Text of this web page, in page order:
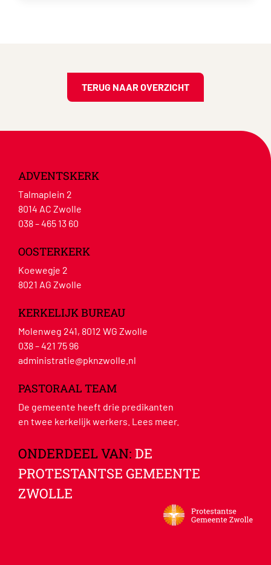
TERUG NAAR OVERZICHT
ADVENTSKERK
Talmaplein 2
8014 AC Zwolle
038 – 465 13 60
OOSTERKERK
Koewegje 2
8021 AG Zwolle
KERKELIJK BUREAU
Molenweg 241, 8012 WG Zwolle
038 – 421 75 96
administratie@pknzwolle.nl
PASTORAAL TEAM
De gemeente heeft drie predikanten
en twee kerkelijk werkers. Lees meer.
ONDERDEEL VAN: DE
PROTESTANTSE GEMEENTE
ZWOLLE